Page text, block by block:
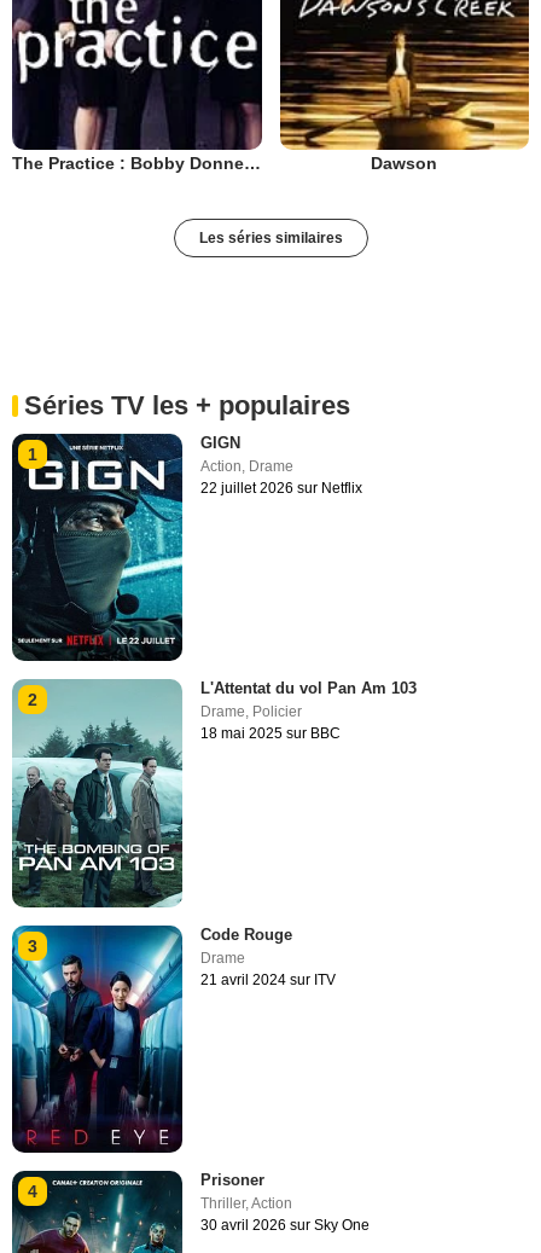
The Practice : Bobby Donnell & associés Dawson
Les séries similaires
Séries TV les + populaires
1
GIGN
Action, Drame
22 juillet 2026 sur Netflix
2
L'Attentat du vol Pan Am 103
Drame, Policier
18 mai 2025 sur BBC
3
Code Rouge
Drame
21 avril 2024 sur ITV
4
Prisoner
Thriller,Action
30 avril 2026 sur Sky One